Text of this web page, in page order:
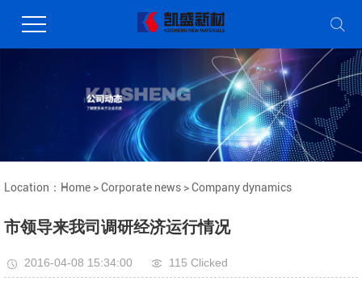
Location： Home >Corporate news >Company dynamics
市领导来我司调研经济运行情况
2016-04-08 15:34:00 115 Clicked